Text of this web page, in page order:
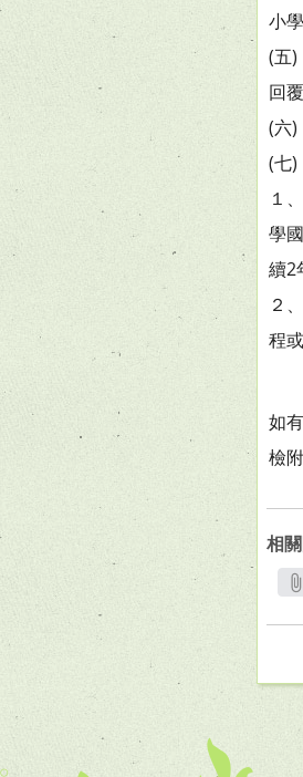
小
(五
回覆
(六
(七
１
學
續2
２
程
如
檢
相